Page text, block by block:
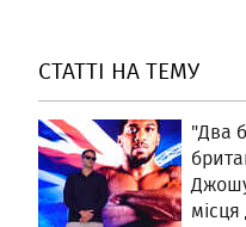
СТАТТІ НА ТЕМУ
"Два